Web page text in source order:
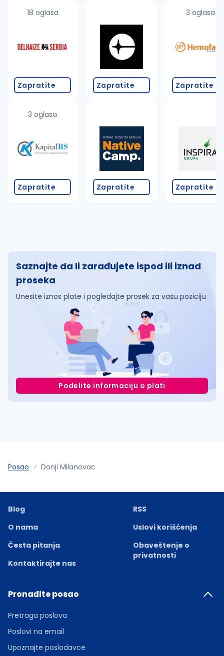
18 oglasa
Zapratite
3 oglasa
Zapratite
Zapratite
Zapratite
3 oglasa
Zapratite
Zapratite
Saznajte da li zarađujete ispod ili iznad
proseka
Unesite iznos plate i pogledajte prosek za vašu poziciju
Podelite informaciju o plati
Posao Donji Milanovac
Blog
O nama
Česta pitanja
Kontaktirajte nas
RSS
Uslovi korišćenja
Obaveštenje o
privatnosti
Pronađite posao
Pretraga poslova
Poslovi na email
Upoznajte poslodavce